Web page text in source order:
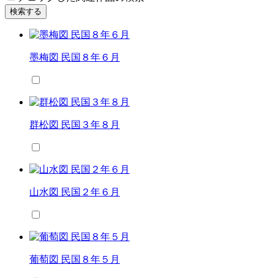
検索する
墨梅図 民国８年６月
群松図 民国３年８月
山水図 民国２年６月
葡萄図 民国８年５月